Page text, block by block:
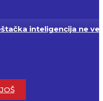
inteligencija ne